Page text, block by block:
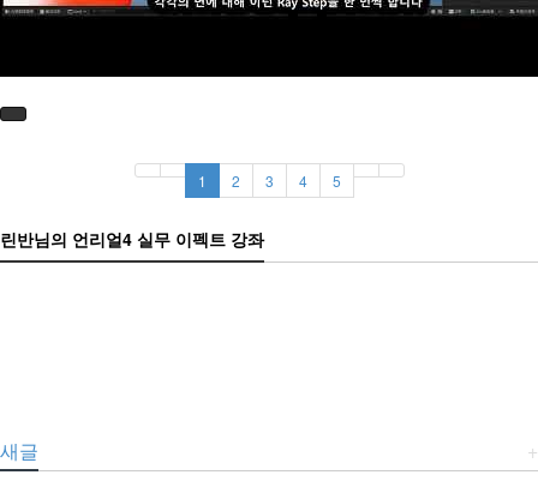
1 2 3 4 5
린반님의 언리얼4 실무 이펙트 강좌
+
새글